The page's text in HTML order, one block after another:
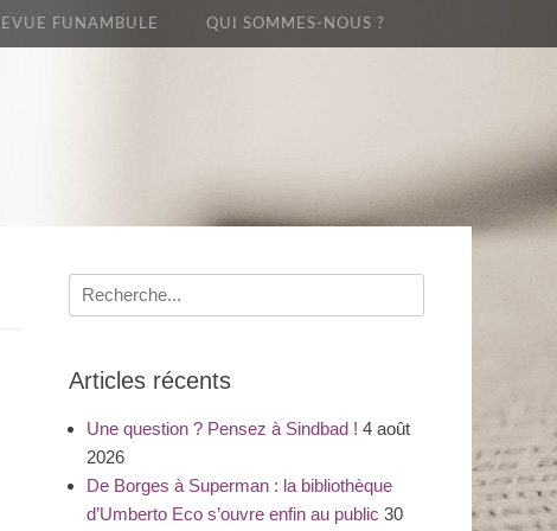
FUNAMBULE QUI SOMMES-NOUS ?
Recherche
pour
Articles récents
Une question ? Pensez à Sindbad ! 4 août
2026
De Borges à Superman : la bibliothèque
d’Umberto Eco s’ouvre enfin au public 30